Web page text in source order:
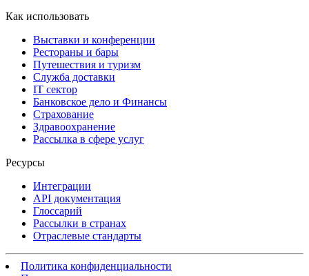
Как использовать
Выставки и конференции
Рестораны и бары
Путешествия и туризм
Служба доставки
IT сектор
Банковское дело и Финансы
Страхование
Здравоохранение
Рассылка в сфере услуг
Ресурсы
Интеграции
API документация
Глоссарий
Рассылки в странах
Отраслевые стандарты
Политика конфиденциальности